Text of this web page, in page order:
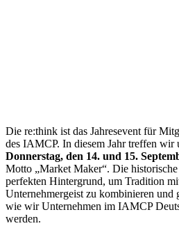
Die re:think ist das Jahresevent für
des IAMCP. In diesem Jahr treffen wir
Donnerstag, den 14. und 15.
Motto „Market Maker“. Die
perfekten Hintergrund, um Tradition
Unternehmergeist zu kombinieren und
wie wir Unternehmen im IAMCP
werden.